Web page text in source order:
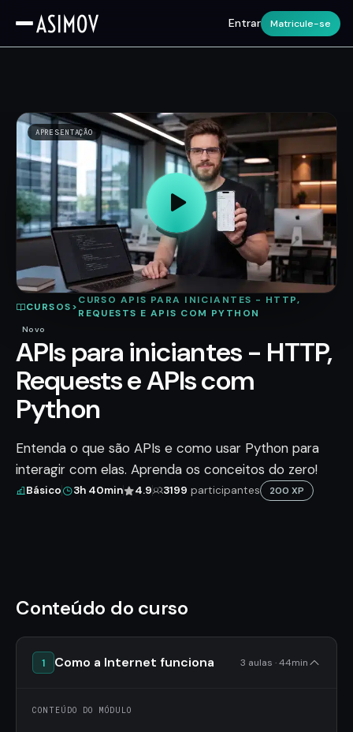
Entrar Matricule-se
CURSOS>
CURSO APIS PARA INICIANTES - HTTP,
REQUESTS E APIS COM PYTHON
Novo
APIs para iniciantes - HTTP,
Requests e APIs com
Python
Entenda o que são APIs e como usar Python para
interagir com elas. Aprenda os conceitos do zero!
Básico 3h 40min 4.9 3199 participantes 200 XP
APRESENTAÇÃO
Conteúdo do curso
1 Como a Internet funciona 3 aulas · 44min
CONTEÚDO DO MÓDULO